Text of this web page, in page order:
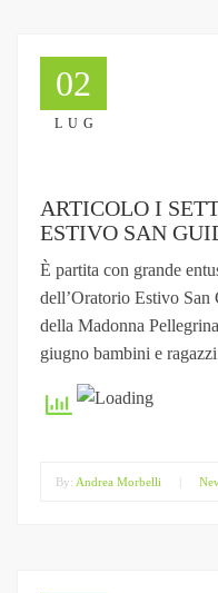
02
LUG
ARTICOLO I
ESTIVO SAN
È partita con grande
dell’Oratorio Estivo San
della Madonna
giugno bambini e
By: Andrea Morbelli